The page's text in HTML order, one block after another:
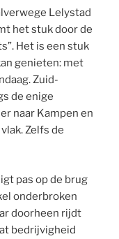
Lelystad
het stuk door de
Het is een stuk
genieten: met
Zuid-
de enige
naar Kampen en
Zelfs de
pas op de brug
onderbroken
doorheen rijdt
bedrijvigheid